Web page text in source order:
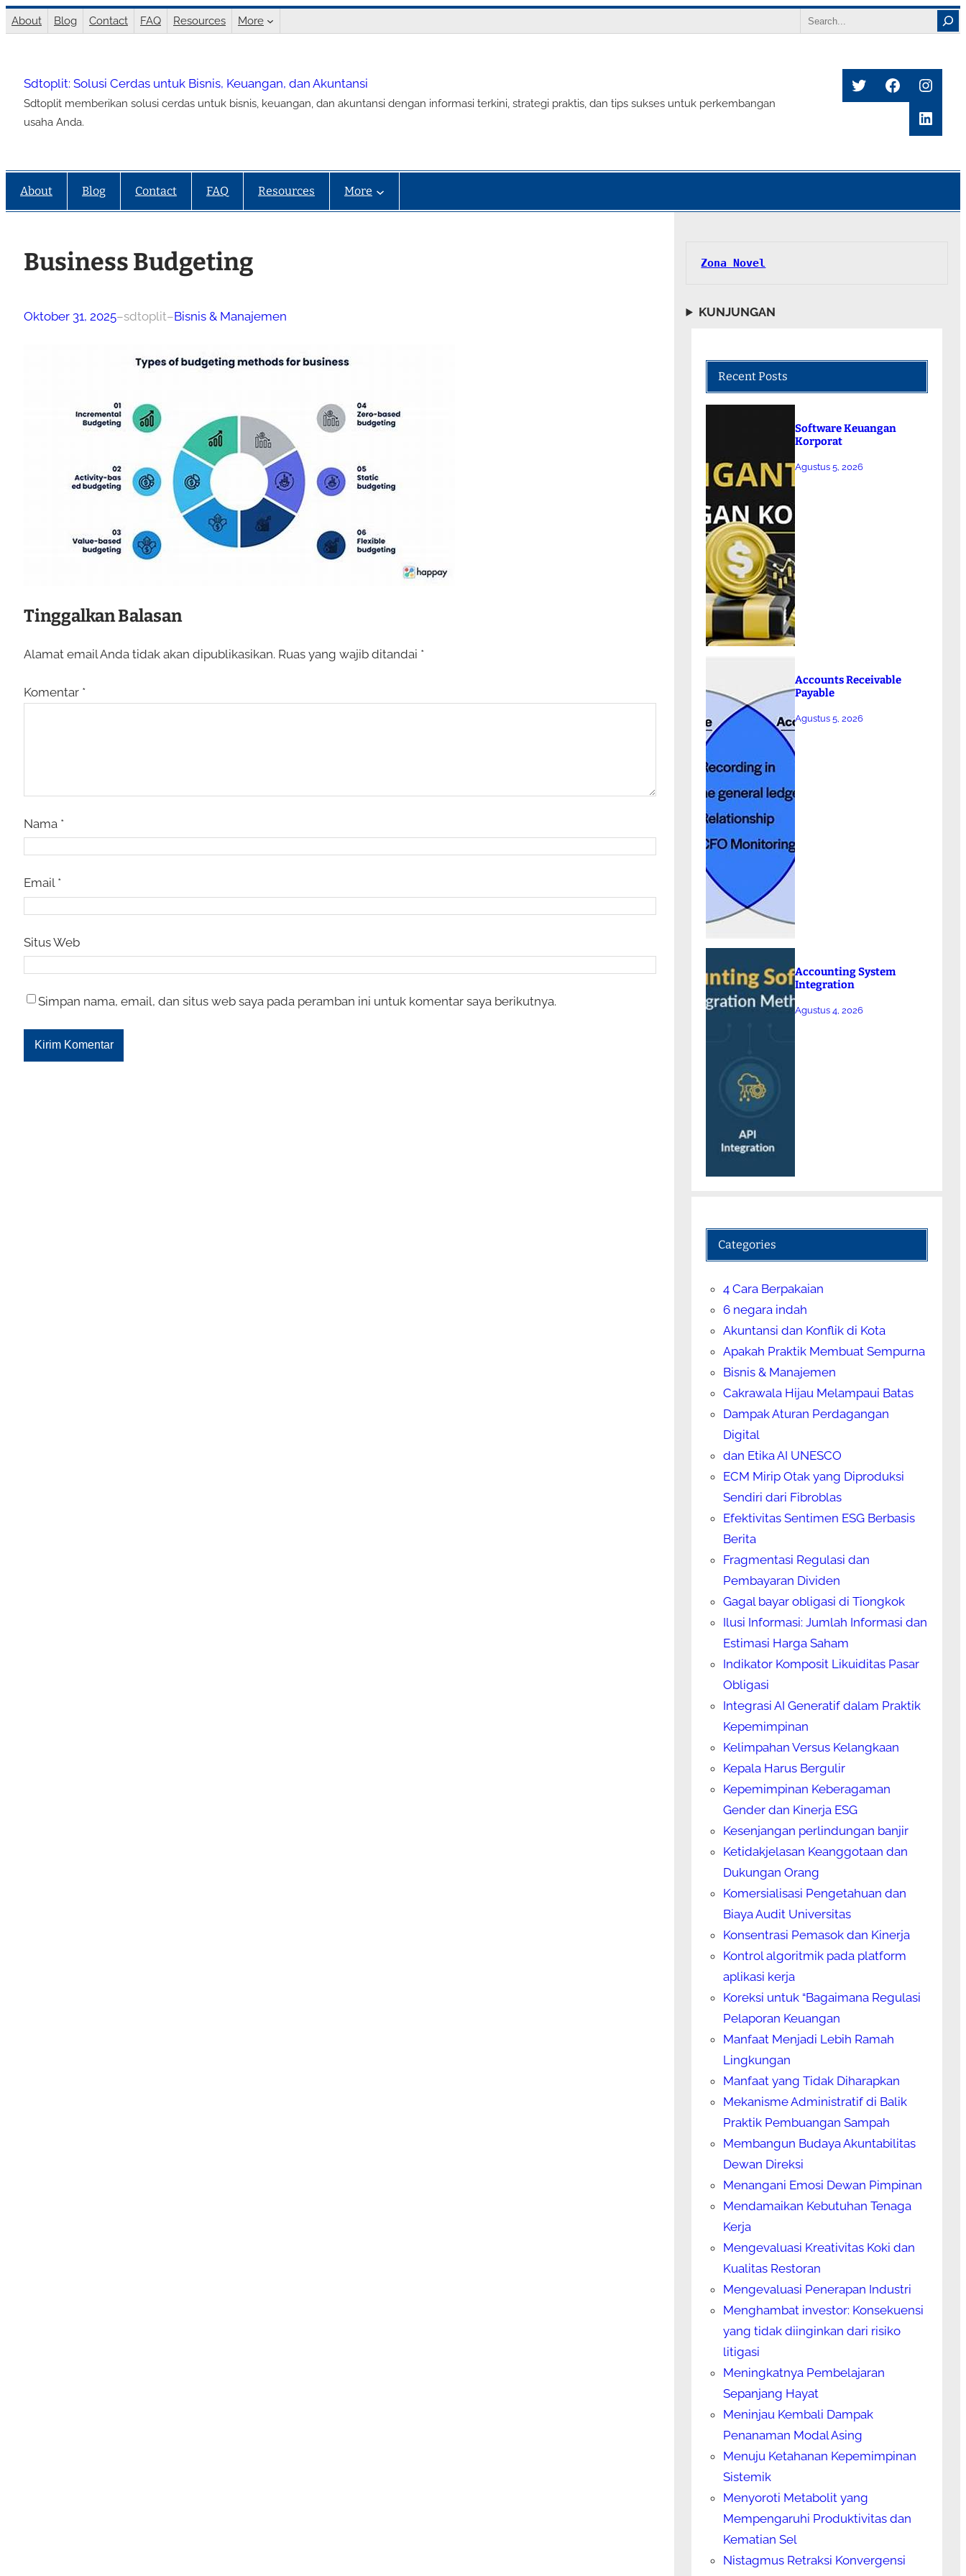
Lewati
ke
About Blog Contact FAQ Resources More Search
Sdtoplit: Solusi Cerdas untuk Bisnis, Keuangan, dan Akuntansi
Sdtoplit memberikan solusi cerdas untuk bisnis, keuangan, dan akuntansi dengan informasi terkini, strategi praktis, dan tips sukses untuk perkembangan
usaha Anda.
TwitterFacebook
About Blog Contact FAQ Resources More
Business Budgeting
Oktober 31, 2025–sdtoplit–Bisnis & Manajemen
Tinggalkan Balasan
Alamat email Anda tidak akan dipublikasikan. Ruas yang wajib ditandai *
Komentar *
Nama *
Email *
Situs Web
Simpan nama, email, dan situs web saya pada peramban ini untuk komentar saya berikutnya.
Zona Novel
KUNJUNGAN
Recent Posts
Software Keuangan
Korporat
Agustus 5, 2026
Accounts Receivable
Payable
Agustus 5, 2026
Accounting System
Integration
Agustus 4, 2026
Categories
4 Cara Berpakaian
6 negara indah
Akuntansi dan Konflik di Kota
Apakah Praktik Membuat Sempurna
Bisnis & Manajemen
Cakrawala Hijau Melampaui Batas
Dampak Aturan Perdagangan
Digital
dan Etika AI UNESCO
ECM Mirip Otak yang Diproduksi
Sendiri dari Fibroblas
Efektivitas Sentimen ESG Berbasis
Berita
Fragmentasi Regulasi dan
Pembayaran Dividen
Gagal bayar obligasi di Tiongkok
Ilusi Informasi: Jumlah Informasi dan
Estimasi Harga Saham
Indikator Komposit Likuiditas Pasar
Obligasi
Integrasi AI Generatif dalam Praktik
Kepemimpinan
Kelimpahan Versus Kelangkaan
Kepala Harus Bergulir
Kepemimpinan Keberagaman
Gender dan Kinerja ESG
Kesenjangan perlindungan banjir
Ketidakjelasan Keanggotaan dan
Dukungan Orang
Komersialisasi Pengetahuan dan
Biaya Audit Universitas
Konsentrasi Pemasok dan Kinerja
Kontrol algoritmik pada platform
aplikasi kerja
Koreksi untuk “Bagaimana Regulasi
Pelaporan Keuangan
Manfaat Menjadi Lebih Ramah
Lingkungan
Manfaat yang Tidak Diharapkan
Mekanisme Administratif di Balik
Praktik Pembuangan Sampah
Membangun Budaya Akuntabilitas
Dewan Direksi
Menangani Emosi Dewan Pimpinan
Mendamaikan Kebutuhan Tenaga
Kerja
Mengevaluasi Kreativitas Koki dan
Kualitas Restoran
Mengevaluasi Penerapan Industri
Menghambat investor: Konsekuensi
yang tidak diinginkan dari risiko
litigasi
Meningkatnya Pembelajaran
Sepanjang Hayat
Meninjau Kembali Dampak
Penanaman Modal Asing
Menuju Ketahanan Kepemimpinan
Sistemik
Menyoroti Metabolit yang
Mempengaruhi Produktivitas dan
Kematian Sel
Nistagmus Retraksi Konvergensi